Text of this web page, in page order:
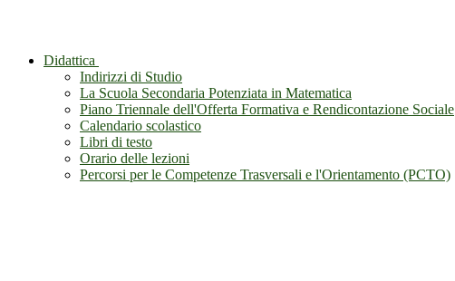
Didattica
Indirizzi di Studio
La Scuola Secondaria Potenziata in Matematica
Piano Triennale dell'Offerta Formativa e Rendicontazione Sociale
Calendario scolastico
Libri di testo
Orario delle lezioni
Percorsi per le Competenze Trasversali e l'Orientamento (PCTO)